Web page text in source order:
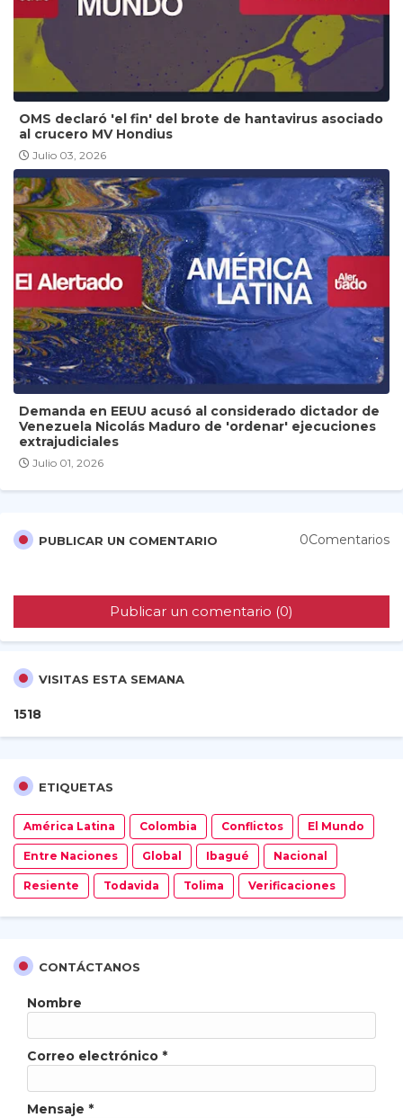
OMS declaró 'el fin' del brote de hantavirus asociado
al crucero MV Hondius
Julio 03, 2026
Demanda en EEUU acusó al considerado dictador de
Venezuela Nicolás Maduro de 'ordenar' ejecuciones
extrajudiciales
Julio 01, 2026
PUBLICAR UN COMENTARIO 0Comentarios
Publicar un comentario (0)
VISITAS ESTA SEMANA
1518
ETIQUETAS
América Latina Colombia Conflictos El Mundo
Entre Naciones Global Ibagué Nacional
Resiente Todavida Tolima Verificaciones
CONTÁCTANOS
Nombre
Correo electrónico *
Mensaje *